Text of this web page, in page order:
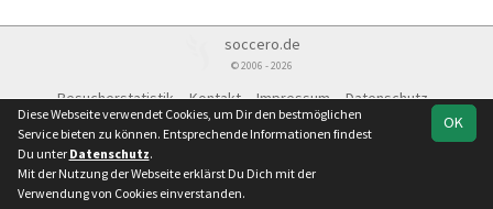
soccero.de
© 2006 - 2026
Besucherstatistik Kontakt Impressum
Datenschutz
OK
Diese Webseite verwendet Cookies, um Dir den bestmöglichen
Service bieten zu können. Entsprechende Informationen findest
Du unter Datenschutz.
Mit der Nutzung der Webseite erklärst Du Dich mit der
Verwendung von Cookies einverstanden.